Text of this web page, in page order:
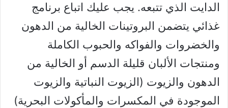
الدايت الذي تتبعه. يجب عليك اتباع برنامج
غذائي يتضمن البروتينات الخالية من الدهون
والخضروات والفواكه والحبوب الكاملة
ومنتجات الألبان قليلة الدسم أو الخالية من
الدهون والزيوت (الزيوت النباتية والزيوت
الموجودة في المكسرات والمأكولات البحرية)